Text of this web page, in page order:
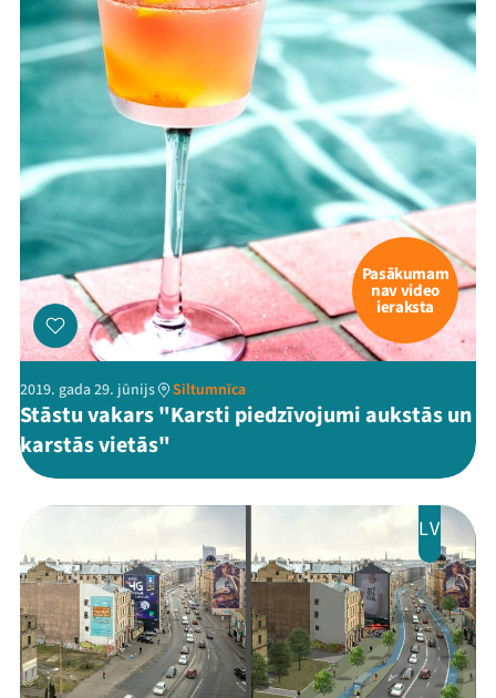
Pasākumam
nav video
ieraksta
2019. gada 29. jūnijs Siltumnīca
Stāstu vakars "Karsti piedzīvojumi aukstās un
karstās vietās"
LV